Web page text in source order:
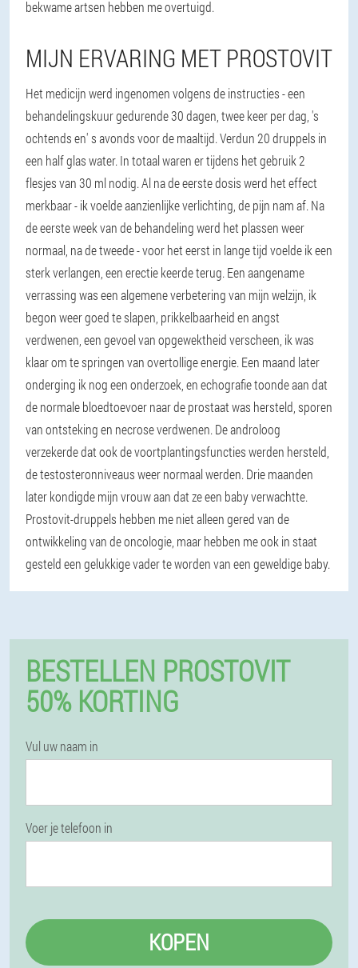
bekwame artsen hebben me overtuigd.
MIJN ERVARING MET PROSTOVIT
Het medicijn werd ingenomen volgens de instructies - een
behandelingskuur gedurende 30 dagen, twee keer per dag, 's
ochtends en' s avonds voor de maaltijd. Verdun 20 druppels in
een half glas water. In totaal waren er tijdens het gebruik 2
flesjes van 30 ml nodig. Al na de eerste dosis werd het effect
merkbaar - ik voelde aanzienlijke verlichting, de pijn nam af. Na
de eerste week van de behandeling werd het plassen weer
normaal, na de tweede - voor het eerst in lange tijd voelde ik een
sterk verlangen, een erectie keerde terug. Een aangename
verrassing was een algemene verbetering van mijn welzijn, ik
begon weer goed te slapen, prikkelbaarheid en angst
verdwenen, een gevoel van opgewektheid verscheen, ik was
klaar om te springen van overtollige energie. Een maand later
onderging ik nog een onderzoek, en echografie toonde aan dat
de normale bloedtoevoer naar de prostaat was hersteld, sporen
van ontsteking en necrose verdwenen. De androloog
verzekerde dat ook de voortplantingsfuncties werden hersteld,
de testosteronniveaus weer normaal werden. Drie maanden
later kondigde mijn vrouw aan dat ze een baby verwachtte.
Prostovit-druppels hebben me niet alleen gered van de
ontwikkeling van de oncologie, maar hebben me ook in staat
gesteld een gelukkige vader te worden van een geweldige baby.
BESTELLEN PROSTOVIT
50% KORTING
Vul uw naam in
Voer je telefoon in
KOPEN